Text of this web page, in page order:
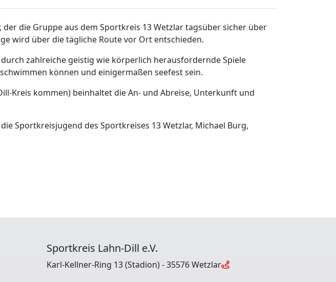
die Gruppe aus dem Sportkreis 13 Wetzlar tagsüber sicher über
wird über die tägliche Route vor Ort entschieden.
zahlreiche geistig wie körperlich herausfordernde Spiele
können und einigermaßen seefest sein.
Kreis kommen) beinhaltet die An- und Abreise, Unterkunft und
Sportkreisjugend des Sportkreises 13 Wetzlar, Michael Burg,
Sportkreis Lahn-Dill e.V.
Karl-Kellner-Ring 13 (Stadion) - 35576 Wetzlar